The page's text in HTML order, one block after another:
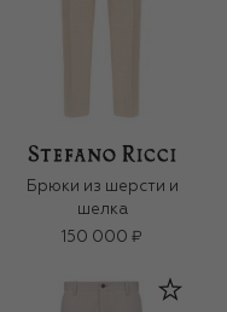
Брюки из шерсти и
шелка
150 000 ₽